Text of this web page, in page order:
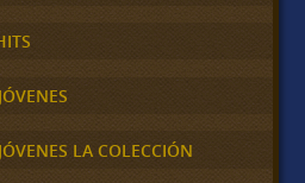
LA COLECCIÓN